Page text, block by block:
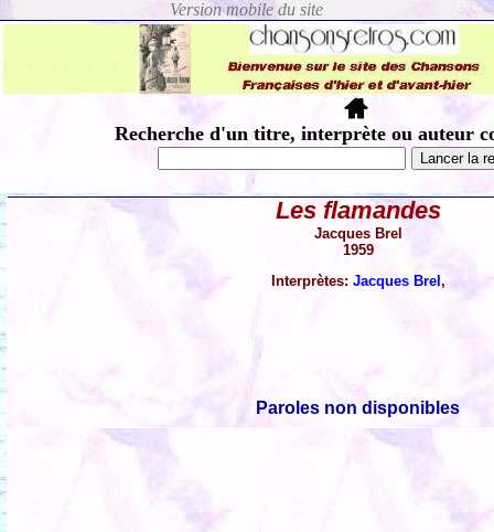
Recherche d'un titre, interprète ou auteur
Les flamandes
Jacques Brel
1959
Interprètes: Jacques Brel ,
Paroles non disponibles